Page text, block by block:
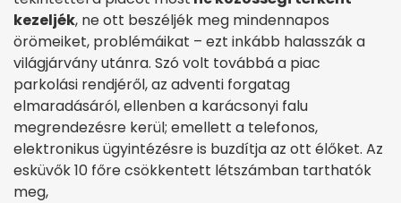
kezeljék, ne ott beszéljék meg mindennapos
örömeiket, problémáikat – ezt inkább halasszák a
világjárvány utánra. Szó volt továbbá a piac
parkolási rendjéről, az adventi forgatag
elmaradásáról, ellenben a karácsonyi falu
megrendezésre kerül; emellett a telefonos,
elektronikus ügyintézésre is buzdítja az ott élőket. Az
esküvők 10 főre csökkentett létszámban tarthatók
meg,